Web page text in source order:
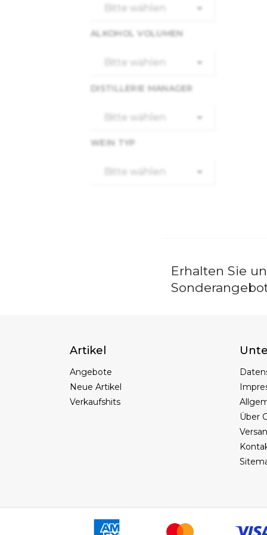
Bitte wählen 
ALKOHOL VOLUMEN
Bitte wählen 
DISTILLERIE MANAGER
Bitte wählen 
WEIN TYP
Bitte wählen 
Erhalten Sie
Artikel
Angebote
Neue Artikel
Verkaufshits
Über